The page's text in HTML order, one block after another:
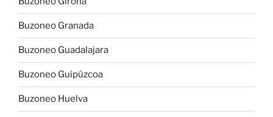
Buzoneo Granada
Buzoneo Guadalajara
Buzoneo Guipúzcoa
Buzoneo Huelva